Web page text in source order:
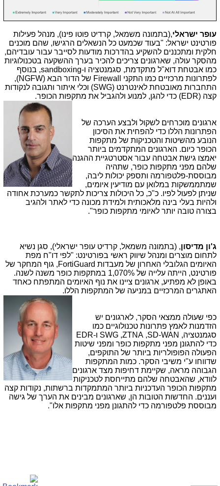
עופר ישראלי,(בתמונה משמאל, קרדיט פוטו פינו), מנהל פעילות
פורטינט ישראל: "בעוד שכמעט כל הנשאלים הרגישו, שהם מוכנים
חלקית ומתכננים להשקיע בהדרכות מודעות לסייבר עבור עובדיהם,
מהסקר עולה, שארגונים צריכים להכיר בערך ההשקעה בטכנולוגיות
כמו אבטחת דוא"ל מתקדמת, סגמנטציה ו-sandboxing, בנוסף
לפתרונות מרכזיים כמו התקני
Firewall של הדור הבא (NGFW
),
התחברות מאובטחת לאינטרנט (SWG) וכלי איתור ותגובה לנקודות
קצה (EDR) כדי להגן, למנוע ולהגביל את מתקפות הכופר.
ארגונים מוכרחים לשקול ולבצע הערכה של
הפתרונות הללו כדי להפחית את הסיכון
הנובע מהשיטות והטכניקות של מתקפות
הכופר כיום. הארגונים המתקדמים ביותר
יאמצו גישת אבטחה עבור אסטרטגיית ההגנה
שלהם מפני מתקפות כופר, שתהיה
מבוססת-פלטפורמה ותספק יכולות ליבה,
שמתממשקות במלואן עם מודיעין איומים,
שניתן לפעול לפיו. כ"כ, כל היכולות צריכות לתקשר כמערכת אחודה
ולהיות בעלי בינה מלאכותית ולמידת מכונה כדי לאתר ולהגיב
בצורה טובה יותר לאיומי מתקפות כופר".
ג'ון מדיסון, (בתמונה משמאל, קרדיט עופר ישראלי), סגן נשיא
לתחום מוצרים ומנהל שיווק ראשי בפורטינט: "לפי דו"ח מפת
האיומים הגלובלי האחרון של מעבדות FortiGuard, גוף המחקר של
פורטינט, הייתה עלייה של 1,070% במתקפות כופר משנה לשנה.
באופן לא מפתיע, ארגונים ציינו את נוף האיומים המתפתח כאחד
האתגרים המרכזיים במניעה של המתקפות הללו.
כפי שעולה ממצאי הסקר, לארגונים יש
הזדמנות לאמץ פתרונות טכנולוגיים כמו
סגמנטציה, SD-WAN
,
ZTNA
,
SWG ו-EDR
כדי להתגונן מפני מתקפות כופר ומפני שיטות
הפעולה הפופולריות ביותר של התוקפים,
שדווחו ע"י משיבי הסקר. כמות המתקפות
הגבוהה מראה, שקיימת דחיפות מצד ארגונים
לוודא, שהאבטחה שלהם מתייחסת לטכניקות
מתקפות הכופר העדכניות ביותר המתמקדות ברשתות, נקודות קצה
ועננים. החדשות הטובות הן, שארגונים מבינים את הערך של גישה
מבוססת פלטפורמה כדי להתגונן מפני מתקפות אלו".